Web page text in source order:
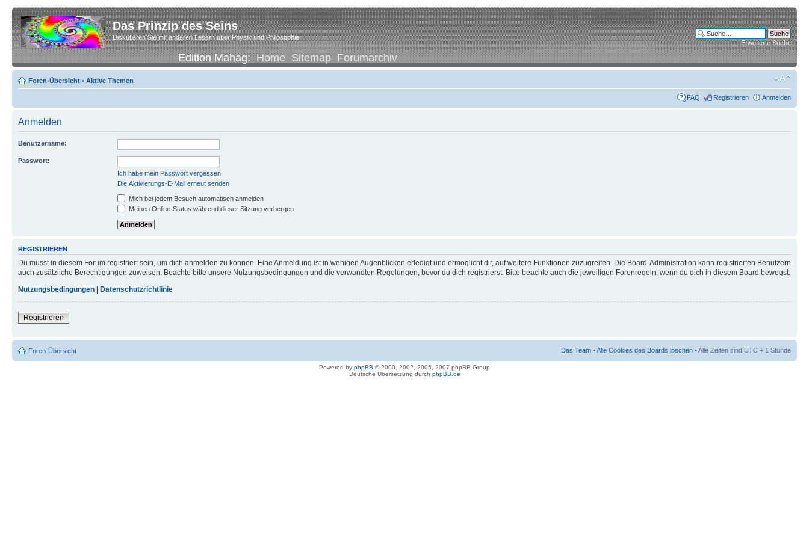
Das Prinzip des Seins
Diskutieren Sie mit anderen Lesern über Physik und Philosophie
Edition Mahag:Home Sitemap Forumarchiv
Erweiterte Suche
Foren-Übersicht • Aktive Themen
FAQ Registrieren Anmelden
Anmelden
Benutzername:
Passwort:
Ich habe mein Passwort vergessen
Die Aktivierungs-E-Mail erneut senden
Mich bei jedem Besuch automatisch anmelden
Meinen Online-Status während dieser Sitzung verbergen
REGISTRIEREN
Du musst in diesem Forum registriert sein, um dich anmelden zu können. Eine Anmeldung ist in wenigen Augenblicken erledigt und ermöglicht dir, auf weitere Funktionen zuzugreifen. Die Board-Administration kann registrierten Benutzern
auch zusätzliche Berechtigungen zuweisen. Beachte bitte unsere Nutzungsbedingungen und die verwandten Regelungen, bevor du dich registrierst. Bitte beachte auch die jeweiligen Forenregeln, wenn du dich in diesem Board bewegst.
Nutzungsbedingungen
Datenschutzrichtlinie
Registrieren
Foren-Übersicht Das Team •Alle Cookies des Boards löschen • Alle Zeiten sind UTC + 1 Stunde
Powered by phpBB © 2000, 2002, 2005, 2007 phpBB Group
Deutsche Übersetzung durch phpBB.de